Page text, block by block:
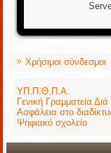
Χρήσιμοι σύνδεσμοι
ΥΠ.Π.Θ.Π.Α.
Γενική Γραμματεία
Ασφάλεια στο
Ψηφιακό σχολείο